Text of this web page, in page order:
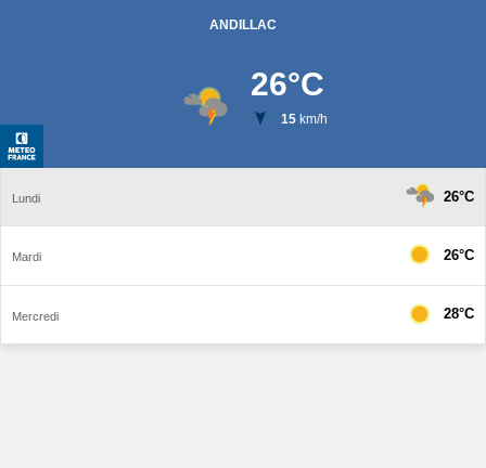
ANDILLAC
26°C
15km/h
Lundi 26°C
Mardi 26°C
Mercredi 28°C